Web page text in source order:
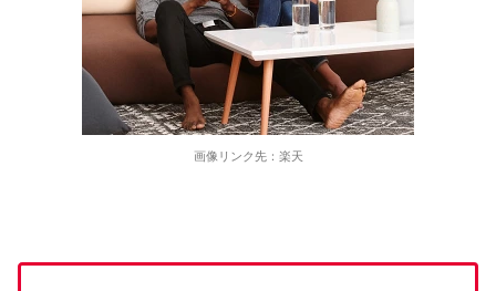
画像リンク先：楽天